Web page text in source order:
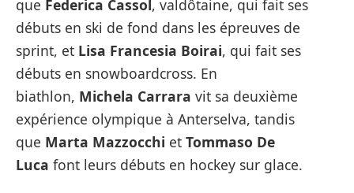
que Federica Cassol, valdôtaine, qui fait ses
débuts en ski de fond dans les épreuves de
sprint, et Lisa Francesia Boirai, qui fait ses
débuts en snowboardcross. En
biathlon, Michela Carrara vit sa deuxième
expérience olympique à Anterselva, tandis
que Marta Mazzocchi et Tommaso De
Luca font leurs débuts en hockey sur glace.